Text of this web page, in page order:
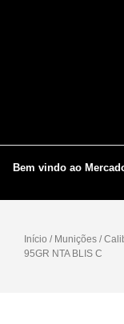
Bem vindo ao
Início / Munições /
95GR NTA BLIS C